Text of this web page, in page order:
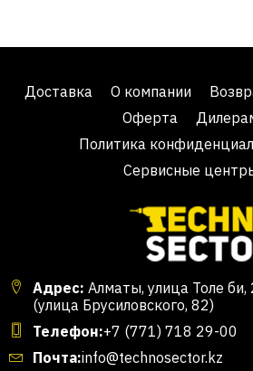
Доставка О компании
Оферта
Политика
Сервисные
Адрес: Алматы, улица Толе
(улица Брусиловского, 82)
Телефон:+7 (771) 718 29-00
Почта:info@technosector.kz